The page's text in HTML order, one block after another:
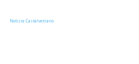
Notizie Castelvetrano